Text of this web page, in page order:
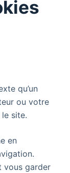
qu’un
ou votre
site.
en
vous garder